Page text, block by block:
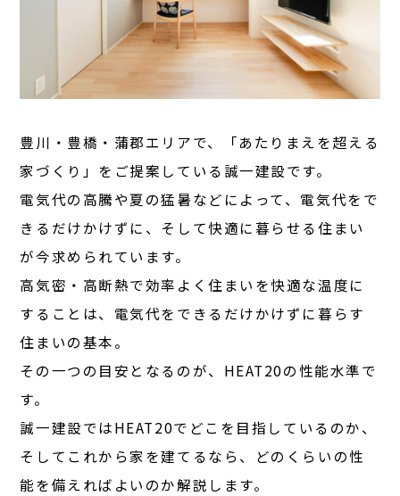
豊川・豊橋・蒲郡エリアで、「あたりまえを超える
家づくり」をご提案している誠一建設です。
電気代の高騰や夏の猛暑などによって、電気代をで
きるだけかけずに、そして快適に暮らせる住まい
が今求められています。
高気密・高断熱で効率よく住まいを快適な温度に
することは、電気代をできるだけかけずに暮らす
住まいの基本。
その一つの目安となるのが、HEAT20の性能水準で
す。
誠一建設ではHEAT20でどこを目指しているのか、
そしてこれから家を建てるなら、どのくらいの性
能を備えればよいのか解説します。